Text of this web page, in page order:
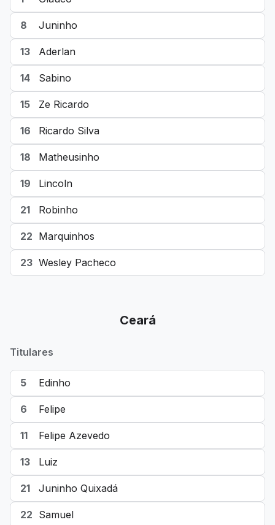
8 Juninho
13 Aderlan
14 Sabino
15 Ze Ricardo
16 Ricardo Silva
18 Matheusinho
19 Lincoln
21 Robinho
22 Marquinhos
23 Wesley Pacheco
Ceará
Titulares
5 Edinho
6 Felipe
11 Felipe Azevedo
13 Luiz
21 Juninho Quixadá
22 Samuel